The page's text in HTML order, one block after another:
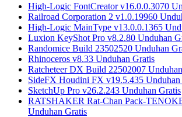
High-Logic FontCreator v16.0.0.3070
Railroad Corporation 2 v1.0.19960
High-Logic MainType v13.0.0.1365
Luxion KeyShot Pro v8.2.80 Unduhan
Randomice Build 23502520 Unduhan
Rhinoceros v8.33 Unduhan Gratis
Ratcheteer DX Build 22502007
SideFX Houdini FX v19.5.435 Unduhan
SketchUp Pro v26.2.243 Unduhan Gratis
RATSHAKER Rat-Chan Pack-
Unduhan Gratis